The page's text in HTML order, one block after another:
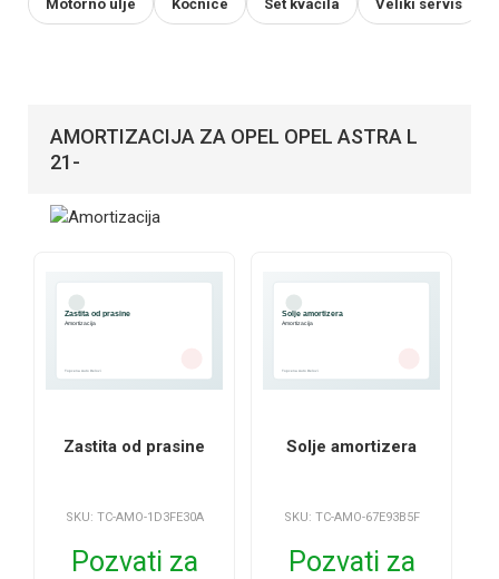
Motorno ulje Kočnice Set kvačila Veliki servis
AMORTIZACIJA ZA OPEL OPEL ASTRA L
21-
Zastita od prasine
SKU: TC-AMO-1D3FE30A
Pozvati za
Solje amortizera
SKU: TC-AMO-67E93B5F
Pozvati za